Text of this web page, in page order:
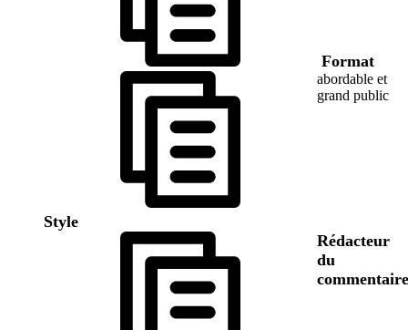
Format
Style
abordable et
grand public
Rédacteur
du
commentaire